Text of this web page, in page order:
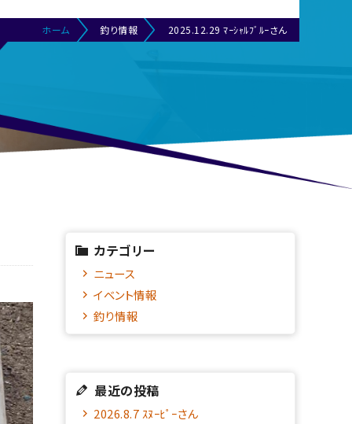
ホーム 釣り情報 2025.12.29 ﾏｰｼｬﾙﾌﾞﾙｰさん
カテゴリー
ニュース
イベント情報
釣り情報
最近の投稿
2026.8.7 ｽﾇｰﾋﾟｰさん